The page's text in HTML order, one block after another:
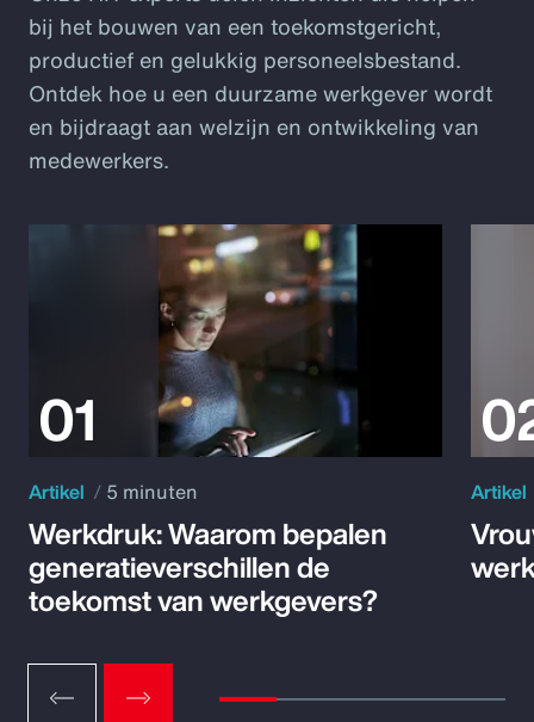
bij het bouwen van een toekomstgericht,
productief en gelukkig personeelsbestand.
Ontdek hoe u een duurzame werkgever wordt
en bijdraagt aan welzijn en ontwikkeling van
medewerkers.
Artikel 5 minuten
Werkdruk: Waarom bepalen
generatieverschillen de
toekomst van werkgevers?
Artikel